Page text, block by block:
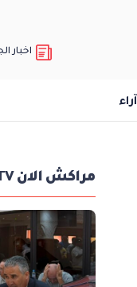
اخبار
آراء
مراكش الان TV